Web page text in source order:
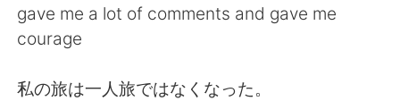
gave me a lot of comments and gave me
courage
私の旅は一人旅ではなくなった。